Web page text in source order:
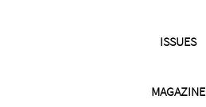
ISSUES
MAGAZINE